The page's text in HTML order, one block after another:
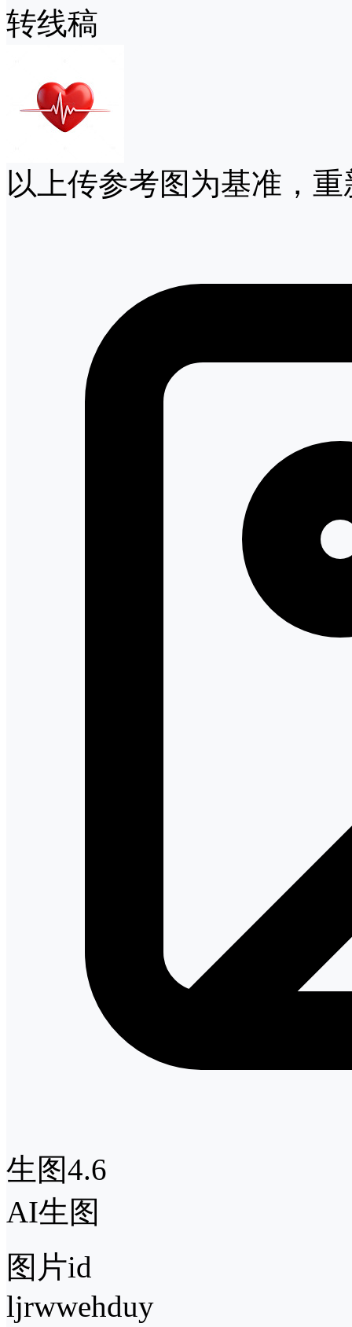
转线稿
以上传参考图为基准，
生图4.6
AI生图
图片id
ljrwwehduy